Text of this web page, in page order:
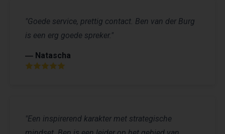
"Goede service, prettig contact. Ben van der Burg
is een erg goede spreker."
― Natascha
"Een inspirerend karakter met strategische